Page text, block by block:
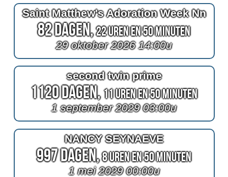
Saint Matthew's Adoration Week Nn
82 Dagen,22 Uren en 50 Minuten
29 oktober 2026 14:00u
second twin prime
1120 Dagen,11 Uren en 50 Minuten
1 september 2029 03:00u
NANCY SEYNAEVE
997 Dagen,8 Uren en 50 Minuten
1 mei 2029 00:00u